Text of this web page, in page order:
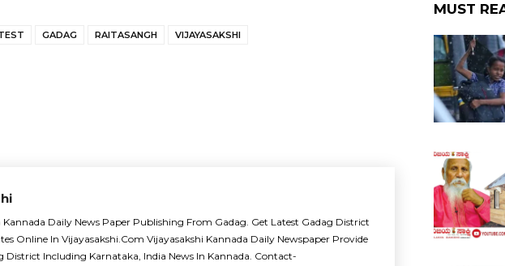
GADAG RAITASANGH VIJAYASAKSHI
Kannada Daily News Paper Publishing From Gadag. Get Latest Gadag District
Online In Vijayasakshi.Com Vijayasakshi Kannada Daily Newspaper Provide
District Including Karnataka, India News In Kannada. Contact-
MUST